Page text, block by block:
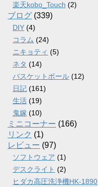
楽天kobo_Touch (2)
ブログ (339)
DIY (4)
コラム (24)
ニキョティ (5)
ネタ (14)
バスケットボール (12)
日記 (161)
生活 (19)
鬼嫁 (10)
ミニコーナー (166)
リンク (1)
レビュー (97)
ソフトウェア (1)
デスクライト (2)
ヒダカ高圧洗浄機HK-1890